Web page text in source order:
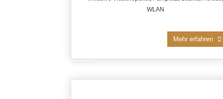
WLAN
Mehr erfahren